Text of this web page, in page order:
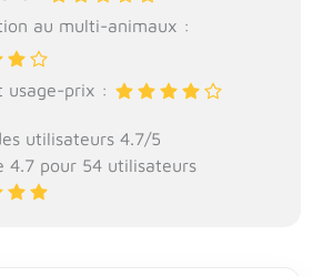
au multi-animaux :
usage-prix :
utilisateurs 4.7/5
4.7 pour 54 utilisateurs